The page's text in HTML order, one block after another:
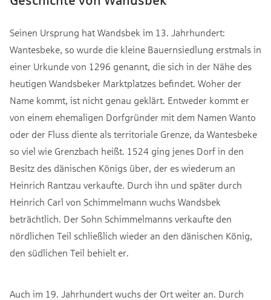
Seinen Ursprung hat Wandsbek im 13. Jahrhundert:
Wantesbeke, so wurde die kleine Bauernsiedlung erstmals in
einer Urkunde von 1296 genannt, die sich in der Nähe des
heutigen Wandsbeker Marktplatzes befindet. Woher der
Name kommt, ist nicht genau geklärt. Entweder kommt er
von einem ehemaligen Dorfgründer mit dem Namen Wanto
oder der Fluss diente als territoriale Grenze, da Wantesbeke
so viel wie Grenzbach heißt. 1524 ging jenes Dorf in den
Besitz des dänischen Königs über, der es wiederum an
Heinrich Rantzau verkaufte. Durch ihn und später durch
Heinrich Carl von Schimmelmann wuchs Wandsbek
beträchtlich. Der Sohn Schimmelmanns verkaufte den
nördlichen Teil schließlich wieder an den dänischen König,
den südlichen Teil behielt er.
Auch im 19. Jahrhundert wuchs der Ort weiter an. Durch